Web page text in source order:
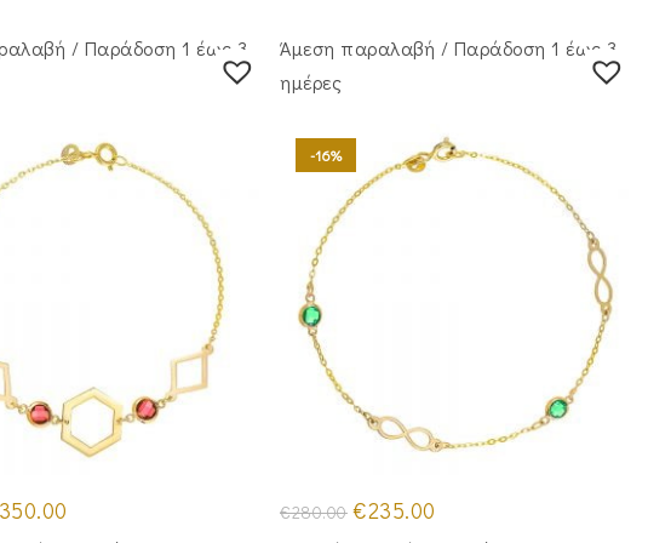
/ Παράδoση 1 έως 3
350.00
Άμεση παραλαβή / Παράδoση 1 έως 3
ημέρες
-16%
€280.00 Original
price
€235.00